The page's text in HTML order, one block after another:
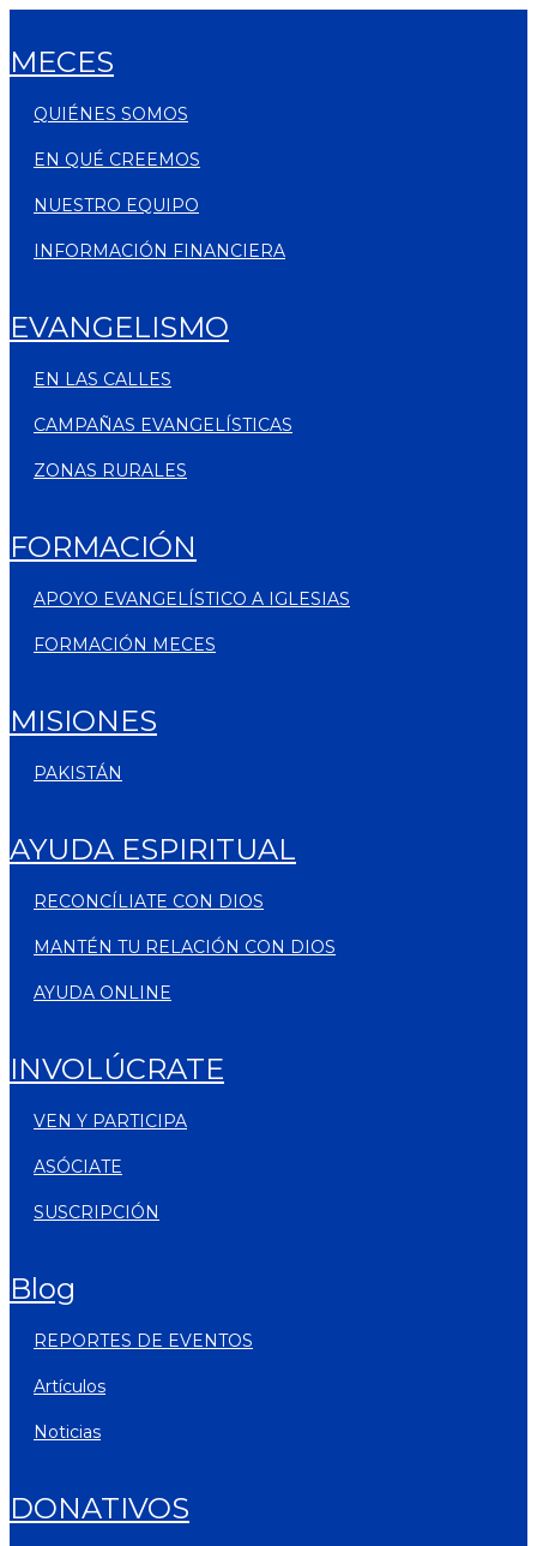
MECES
QUIÉNES SOMOS
EN QUÉ CREEMOS
NUESTRO EQUIPO
INFORMACIÓN FINANCIERA
EVANGELISMO
EN LAS CALLES
CAMPAÑAS EVANGELÍSTICAS
ZONAS RURALES
FORMACIÓN
APOYO EVANGELÍSTICO A IGLESIAS
FORMACIÓN MECES
MISIONES
PAKISTÁN
AYUDA ESPIRITUAL
RECONCÍLIATE CON DIOS
MANTÉN TU RELACIÓN CON DIOS
AYUDA ONLINE
INVOLÚCRATE
VEN Y PARTICIPA
ASÓCIATE
SUSCRIPCIÓN
blog
REPORTES DE EVENTOS
artículos
noticias
DONATIVOS